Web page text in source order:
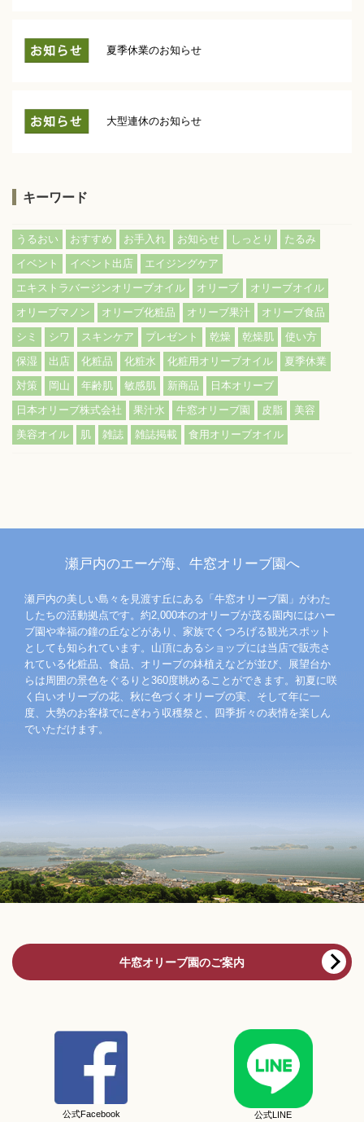
夏季休業のお知らせ
大型連休のお知らせ
キーワード
うるおい おすすめ お手入れ お知らせ しっとり
たるみ
イベント
イベント出店
エイジングケア
エキストラバージンオリーブオイル
オリーブ
オリーブオイル
オリーブマノン
オリーブ化粧品 オリーブ果汁
オリーブ食品
シミ
シワ スキンケア プレゼント 乾燥 乾燥肌
使い方
保湿
出店 化粧品 化粧水 化粧用オリーブオイル
夏季休業
対策
岡山 年齢肌 敏感肌 新商品
日本オリーブ
日本オリーブ株式会社
果汁水 牛窓オリーブ園 皮脂
美容
美容オイル
肌 雑誌 雑誌掲載 食用オリーブオイル
瀬戸内のエーゲ海、牛窓オリーブ園へ
瀬戸内の美しい島々を見渡す丘にある「牛窓オリーブ園」がわた
したちの活動拠点です。約2,000本のオリーブが茂る園内にはハー
ブ園や幸福の鐘の丘などがあり、家族でくつろげる観光スポット
としても知られています。山頂にあるショップには当店で販売さ
れている化粧品、食品、オリーブの鉢植えなどが並び、展望台か
らは周囲の景色をぐるりと360度眺めることができます。初夏に咲
く白いオリーブの花、秋に色づくオリーブの実、そして年に一
度、大勢のお客様でにぎわう収穫祭と、四季折々の表情を楽しん
でいただけます。
牛窓オリーブ園のご案内
公式Facebook
公式LINE